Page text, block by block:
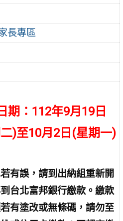
長專區
期： 112年9月19日
)至10月2日 (星期一)
有誤，請到出納組重新開
台北富邦銀行繳款。 繳款
有塗改或無條碼，請勿至